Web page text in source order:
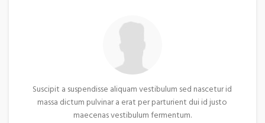
Suscipit a suspendisse aliquam vestibulum sed nascetur id
massa dictum pulvinar a erat per parturient dui id justo
maecenas vestibulum fermentum.